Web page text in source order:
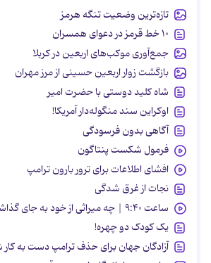
تازه‌ترین وضعیت تنگه هرمز
۱۰ خط قرمز در دعوای همسران
جمع‌آوری موکب‌های اربعین در کربلا
بازگشت زوار اربعین حسینی از مرز مهران
شاه کلید دوستی با حضرت امیر
اوکراین سند منگوله‌دار آمریکا!
آگاهی بدون فرسودگی
فرمول شکست پنتاگون
افشای اطلاعات برای ترور بارون ترامپ
نجات از غرق شدگی
ساعت ۹:۴۰ | چه میراثی از خود به جای گذاشت؟
یک کودک دو چهره!
آزادگان جهان برای حذف ترامپ دست به